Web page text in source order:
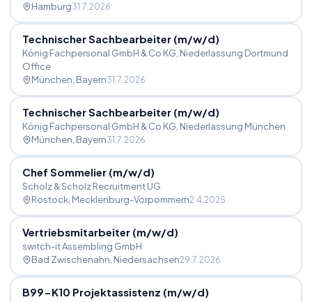
Hamburg31.7.2026
Technischer Sachbearbeiter (m/w/d)
König Fachpersonal GmbH & Co KG, Niederlassung Dortmund
Office
München , Bayern31.7.2026
Technischer Sachbearbeiter (m/w/d)
König Fachpersonal GmbH & Co KG, Niederlassung München
München , Bayern31.7.2026
Chef Sommelier (m/w/d)
Scholz & Scholz Recruitment UG
Rostock, Mecklenburg-Vorpommern2.4.2025
Vertriebsmitarbeiter (m/w/d)
switch-it Assembling GmbH
Bad Zwischenahn , Niedersachsen29.7.2026
B99-K10 Projektassistenz (m/w/d)